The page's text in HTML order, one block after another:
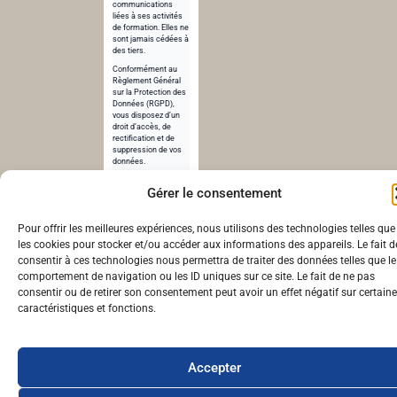
Gérer le consentement
Pour offrir les meilleures expériences, nous utilisons des technologies telles que
les cookies pour stocker et/ou accéder aux informations des appareils. Le fait
consentir à ces technologies nous permettra de traiter des données telles que le
comportement de navigation ou les ID uniques sur ce site. Le fait de ne pas
consentir ou de retirer son consentement peut avoir un effet négatif sur
caractéristiques et fonctions.
Accepter
communications
liées à ses activités
de formation. Elles ne
sont jamais cédées à
des tiers.
Conformément au
Règlement Général
sur la Protection des
Données (RGPD),
vous disposez d’un
droit d’accès, de
rectification et de
suppression de vos
données.
consultez notre
© cheunapan.fr – Réalisé par cheunapan.fr | 2024